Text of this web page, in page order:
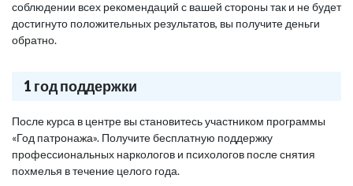
соблюдении всех рекомендаций с вашей стороны так и не будет
достигнуто положительных результатов, вы получите деньги
обратно.
1 год поддержки
После курса в центре вы становитесь участником программы
«Год патронажа». Получите бесплатную поддержку
профессиональных наркологов и психологов после снятия
похмелья в течение целого года.